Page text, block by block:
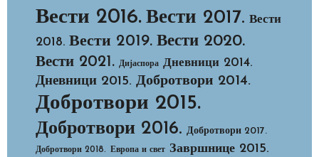
Вести 2016. Вести 2017. Вести
2018. Вести 2019. Вести 2020.
Вести 2021. Дијаспора Дневници 2014.
Дневници 2015. Добротвори 2014.
Добротвори 2015.
Добротвори 2016. Добротвори 2017.
Добротвори 2018. Европа и свет Завршнице 2015.